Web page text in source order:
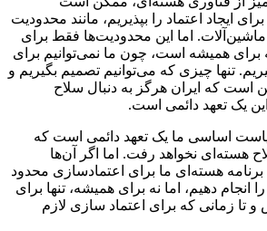
ایجاد اعتماد را بپذیریم، مانند محدودیت
اما این محدودیت‌ها فقط برای
همیشه است، چون ما نمی‌توانیم برای
تنها چیزی که می‌توانیم تصمیم بگیریم و
است که ایران هرگز به دنبال سلاح
یک تعهد دائمی است.
اساسی ما یک تعهد دائمی است که
هسته‌ای نخواهد رفت. اما اگر آن‌ها
هسته‌ای ما برای اعتمادسازی محدود
انجام دهیم، اما نه برای همیشه، تنها برای
زمانی که برای اعتماد سازی لازم